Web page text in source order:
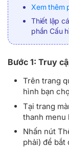
Xem thêm
Thiết lập
phần Cấu
Bước 1: Truy
Trên trang
hình bạn
Tại trang
thanh menu
Nhấn nút
phải) để bắt